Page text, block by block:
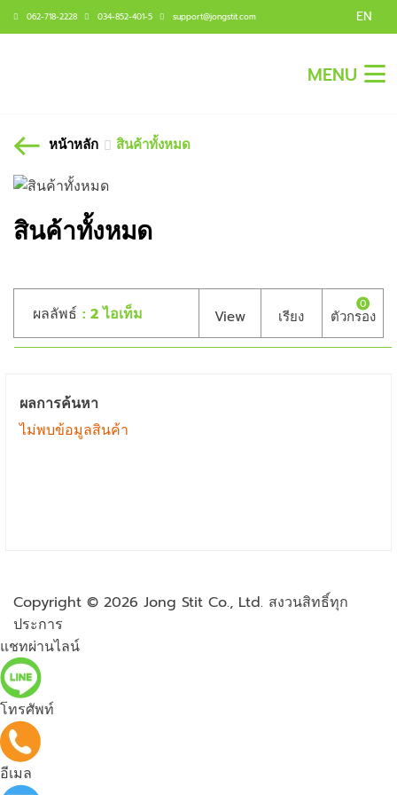
062-718-2228 034-852-401-5 support@jongstit.com EN
MENU
หน้าหลัก สินค้าทั้งหมด
สินค้าทั้งหมด
ผลลัพธ์ : 2 ไอเท็ม View เรียง ตัวกรอง
0
ผลการค้นหา
ไม่พบข้อมูลสินค้า
Copyright © 2026 Jong Stit Co., Ltd. สงวนสิทธิ์ทุก
ประการ
แชทผ่านไลน์
โทรศัพท์
อีเมล